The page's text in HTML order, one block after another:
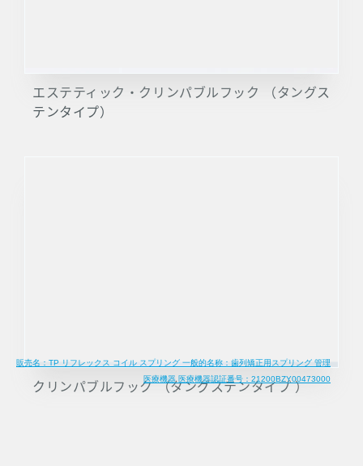
エステティック・クリンパブルフック （タングス
テンタイプ）
クリンパブルフック （タングステンタイプ ）
販売名：TP リフレックス コイル スプリング 一般的名称：歯列矯正用スプリング 管理
医療機器 医療機器認証番号：21200BZY00473000